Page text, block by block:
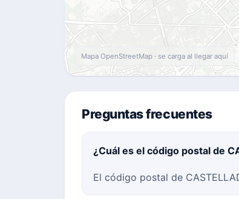
Mapa OpenStreetMap · se carga al llegar aquí
Preguntas frecuentes
¿Cuál es el código postal de
El código postal de